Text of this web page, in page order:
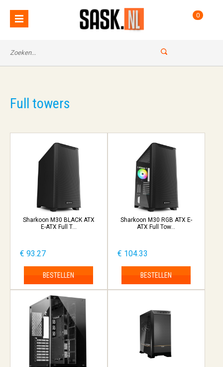
0
Full towers
Sharkoon M30 BLACK ATX
E-ATX Full T...
€ 93.27
BESTELLEN
Sharkoon M30 RGB ATX E-
ATX Full Tow...
€ 104.33
BESTELLEN